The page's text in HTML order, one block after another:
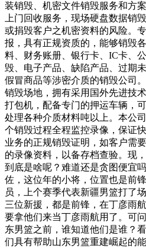
装销毁、机密文件销毁服务和方
上门回收服务，现场硬盘数据销
或捐毁客户之机密资料的风险。
报，具有正规资质的，能够销毁
料、财务账册、银行卡、IC卡、
毁、电子产品、缺陷产品、过期
假冒商品等涉密介质的销毁公司
销毁场地，拥有采用国外先进技
打包机，配备专门的押运车辆，
处理各种介质材料吨以上。本公
个销毁过程全程监控录像，保证
业务的正规销毁证明，如客户需
的录像资料，以备存档查验。现
到底是啥呢？难道还是贪图便宜
佐，这位年的小将，位置也是前
员，上个赛季代表新疆男篮打了
三位新援，都是前锋，在丁彦雨
要拿他们来当丁彦雨航用了。可
东男篮之前，谁知道他们是谁？
们具有帮助山东男篮重建崛起的